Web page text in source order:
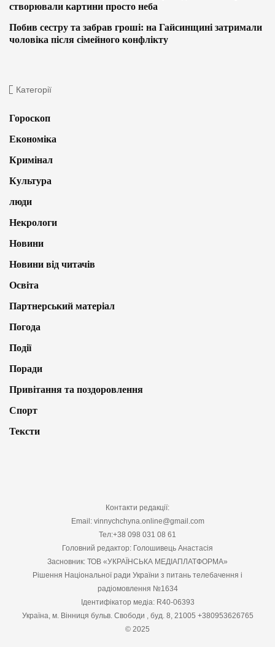
створювали картини просто неба
Побив сестру та забрав гроші: на Гайсинщині затримали
чоловіка після сімейного конфлікту
Категорії
Гороскоп
Економіка
Кримінал
Культура
люди
Некрологи
Новини
Новини від читачів
Освіта
Партнерський матеріал
Погода
Події
Поради
Привітання та поздоровлення
Спорт
Тексти
Контакти редакції:
Email: vinnychchyna.online@gmail.com
Тел:+38 098 031 08 61
Головний редактор: Голошивець Анастасія
Засновник: ТОВ «УКРАЇНСЬКА МЕДІАПЛАТФОРМА»
Рішення Національної ради України з питань телебачення і
радіомовлення №1634
Ідентифікатор медіа: R40-06393
Україна, м. Вінниця бульв. Свободи , буд. 8, 21005 +380953626765
© 2025